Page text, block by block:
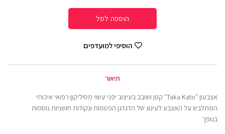
הוספה לסל
הוסיפי למועדפים
תיאור
אצבעון "Taka Kato" קטן ושובב בעיצוב יפני עשוי מסיליקון רפואי איכותי
המתלבש על האצבע לעינוג של הדגדגן הפטמות ונקודות חושניות נוספות
בגופך